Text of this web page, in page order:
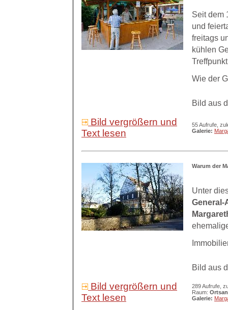
Seit dem
und
freitags
kühlen
Wie der
Bild aus
Bild vergrößern und
Text lesen
55 Aufrufe,
Galerie:
Warum der
Unter
Bild aus
Bild vergrößern und
Text lesen
289 Aufrufe,
Raum:
Galerie: